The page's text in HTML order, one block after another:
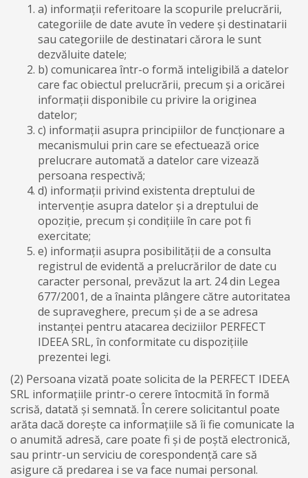
a) informații referitoare la scopurile prelucrării,
categoriile de date avute în vedere și destinatarii
sau categoriile de destinatari cărora le sunt
dezvăluite datele;
b) comunicarea într-o formă inteligibilă a datelor
care fac obiectul prelucrării, precum și a oricărei
informații disponibile cu privire la originea
datelor;
c) informații asupra principiilor de funcționare a
mecanismului prin care se efectuează orice
prelucrare automată a datelor care vizează
persoana respectivă;
d) informații privind existenta dreptului de
intervenție asupra datelor și a dreptului de
opoziție, precum și condițiile în care pot fi
exercitate;
e) informații asupra posibilității de a consulta
registrul de evidentă a prelucrărilor de date cu
caracter personal, prevăzut la art. 24 din Legea
677/2001, de a înainta plângere către autoritatea
de supraveghere, precum și de a se adresa
instanței pentru atacarea deciziilor PERFECT
IDEEA SRL, în conformitate cu dispozițiile
prezentei legi.
(2) Persoana vizată poate solicita de la PERFECT IDEEA
SRL informațiile printr-o cerere întocmită în formă
scrisă, datată și semnată. În cerere solicitantul poate
arăta dacă dorește ca informațiile să îi fie comunicate la
o anumită adresă, care poate fi și de poștă electronică,
sau printr-un serviciu de corespondență care să
asigure că predarea i se va face numai personal.